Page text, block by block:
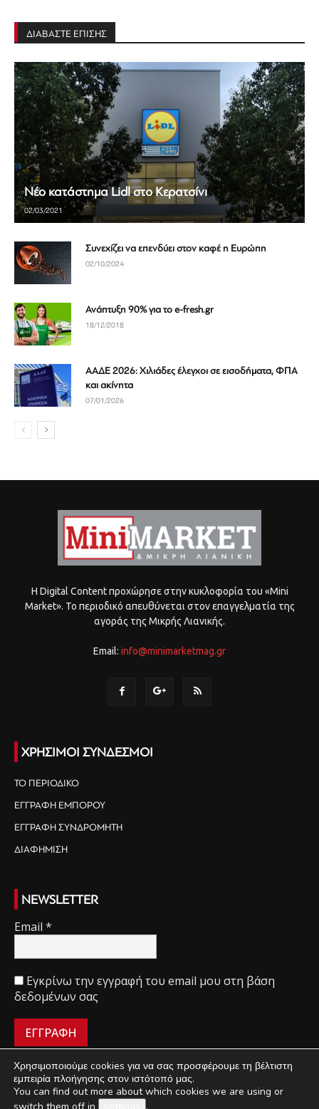
ΔΙΑΒΑΣΤΕ ΕΠΙΣΗΣ
Νέο κατάστημα Lidl στο Κερατσίνι
02/03/2021
Συνεχίζει να επενδύει στον καφέ η Ευρώπη
02/10/2024
Ανάπτυξη 90% για το e-fresh.gr
18/12/2018
ΑΑΔΕ 2026: Χιλιάδες έλεγχοι σε εισοδήματα, ΦΠΑ
και ακίνητα
07/01/2026
Η Digital Content προχώρησε στην κυκλοφορία του «Mini
Market». Το περιοδικό απευθύνεται στον επαγγελματία της
αγοράς της Μικρής Λιανικής.
Email: info@minimarketmag.gr
ΧΡΗΣΙΜΟΙ ΣΥΝΔΕΣΜΟΙ
ΤΟ ΠΕΡΙΟΔΙΚΟ
ΕΓΓΡΑΦΗ ΕΜΠΟΡΟΥ
ΕΓΓΡΑΦΗ ΣΥΝΔΡΟΜΗΤΗ
ΔΙΑΦΗΜΙΣΗ
NEWSLETTER
Email *
Εγκρίνω την εγγραφή του email μου στη βάση
δεδομένων σας
ΠΟΙΟΙ ΕΙΜΑΣΤΕ ΟΡΟΙ ΧΡΗΣΗΣ
ΔΙΑΧΕΙΡΙΣΗ ΑΠΟΡΡΗΤΟΥ
Χρησιμοποιούμε cookies για να σας προσφέρουμε τη βέλτιστη
εμπειρία πλοήγησης στον ιστότοπό μας.
You can find out more about which cookies we are using or